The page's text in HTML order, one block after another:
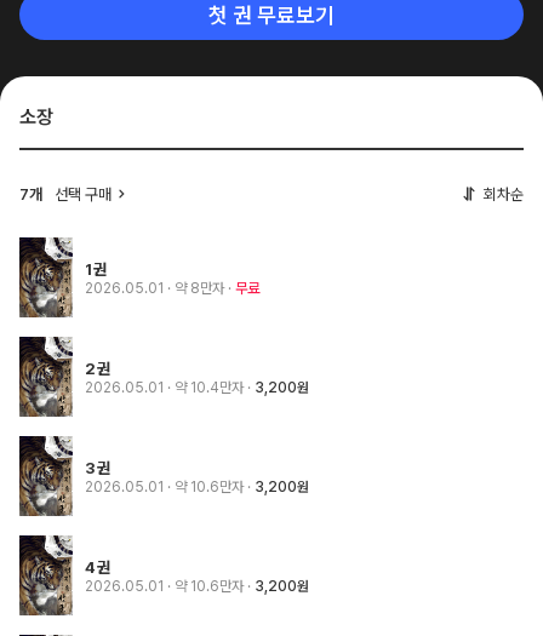
첫 권 무료보기
소장
7개 선택 구매 회차순
1권
2026.05.01 · 약 8만자 무료
2권
2026.05.01 · 약 10.4만자 3,200원
3권
2026.05.01 · 약 10.6만자 3,200원
4권
2026.05.01 · 약 10.6만자 3,200원